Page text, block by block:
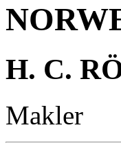
H. C.
Makler